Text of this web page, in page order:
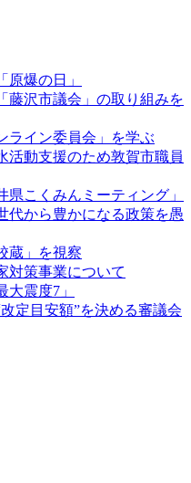
原爆の日」
藤沢市議会」の取り組みを
ライン委員会」を学ぶ
活動支援のため敦賀市職員
こくみんミーティング」
代から豊かになる政策を愚
蔵」を視察
対策事業について
震度7」
定目安額”を決める審議会